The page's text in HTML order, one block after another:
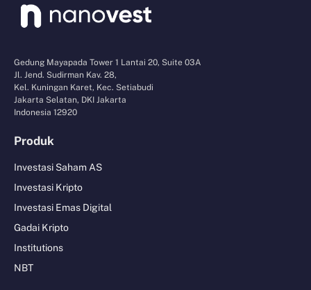
Gedung Mayapada Tower 1 Lantai 20, Suite 03A
Jl. Jend. Sudirman Kav. 28,
Kel. Kuningan Karet, Kec. Setiabudi
Jakarta Selatan, DKI Jakarta
Indonesia 12920
Produk
Investasi Saham AS
Investasi Kripto
Investasi Emas Digital
Gadai Kripto
Institutions
NBT